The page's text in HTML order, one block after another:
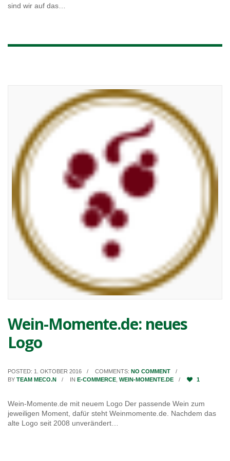
sind wir auf das…
Wein-Momente.de: neues
Logo
POSTED: 1. OKTOBER 2016 COMMENTS: NO COMMENT
BY TEAM MECO.N IN E-COMMERCE WEIN-MOMENTE.DE 1
Wein-Momente.de mit neuem Logo Der passende Wein zum
jeweiligen Moment, dafür steht Weinmomente.de. Nachdem das
alte Logo seit 2008 unverändert…